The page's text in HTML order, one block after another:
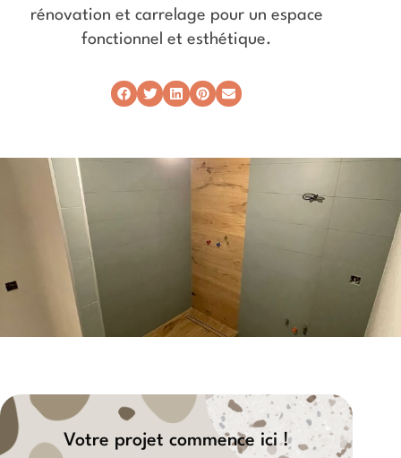
rénovation et carrelage pour un espace
fonctionnel et esthétique.
Votre projet commence ici !